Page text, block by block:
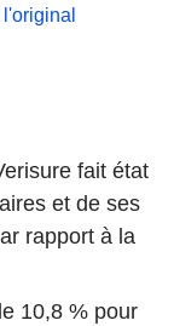
fait état
et de ses
rapport à la
10,8 % pour